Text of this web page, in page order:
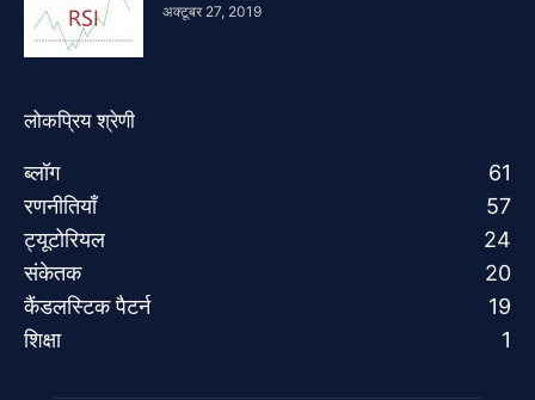
अक्टूबर 27, 2019
लोकप्रिय श्रेणी
ब्लॉग
61
रणनीतियाँ
57
ट्यूटोरियल
24
संकेतक
20
कैंडलस्टिक पैटर्न
19
शिक्षा
1